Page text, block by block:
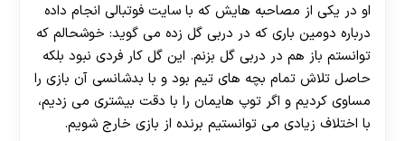
او در یکی از مصاحبه هایش که با سایت فوتبالی انجام داده
درباره دومین باری که در دربی گل زده می گوید: خوشحالم که
توانستم باز هم در دربی گل بزنم. این گل کار فردی نبود بلکه
حاصل تلاش تمام بچه های تیم بود و با بدشانسی آن بازی را
مساوی کردیم و اگر توپ هایمان را با دقت بیشتری می زدیم،
با اختلاف زیادی می توانستیم برنده از بازی خارج شویم.